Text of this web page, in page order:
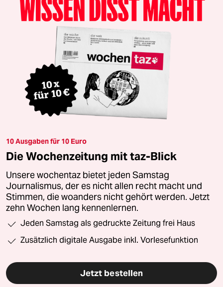
10 Ausgaben für 10 Euro
Die Wochenzeitung mit taz-Blick
Unsere wochentaz bietet jeden Samstag
Journalismus, der es nicht allen recht macht und
Stimmen, die woanders nicht gehört werden. Jetzt
zehn Wochen lang kennenlernen.
Jeden Samstag als gedruckte Zeitung frei Haus
Zusätzlich digitale Ausgabe inkl. Vorlesefunktion
Jetzt bestellen